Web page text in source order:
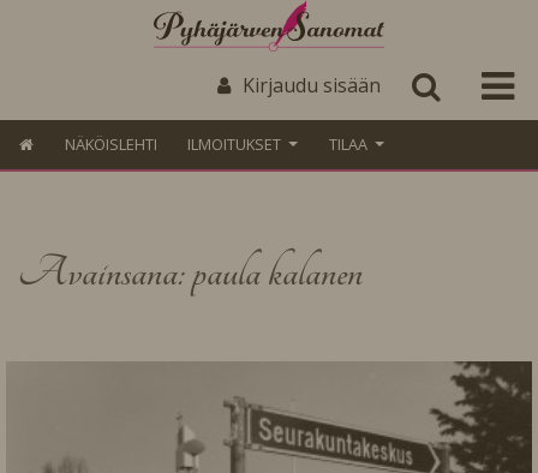
Kirjaudu sisään
NÄKÖISLEHTI ILMOITUKSET TILAA
Avainsana: paula kalanen